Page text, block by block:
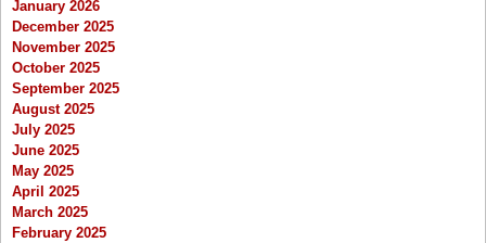
January 2026
December 2025
November 2025
October 2025
September 2025
August 2025
July 2025
June 2025
May 2025
April 2025
March 2025
February 2025